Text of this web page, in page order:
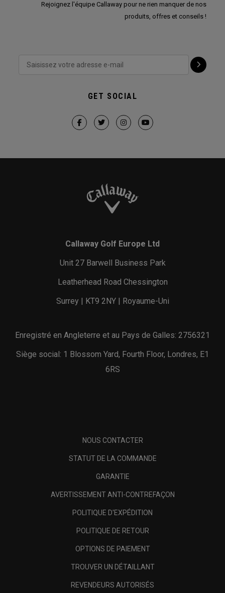
Rejoignez l'équipe Callaway pour ne rien manquer de nos
produits, offres et conseils !
GET SOCIAL
Callaway Golf Europe Ltd
Unit 27 Barwell Business Park
Leatherhead Road Chessington
Surrey | KT9 2NY | Royaume-Uni
Enregistré en Angleterre et au Pays de Galles: 2756321
Siège social: 1 Blossom Yard, Fourth Floor, Londres, E1
6RS
NOUS CONTACTER
STATUT DE LA COMMANDE
GARANTIE
AVERTISSEMENT ANTI-CONTREFAÇON
POLITIQUE D'EXPÉDITION
POLITIQUE DE RETOUR
OPTIONS DE PAIEMENT
TROUVER UN DÉTAILLANT
REVENDEURS AUTORISÉS